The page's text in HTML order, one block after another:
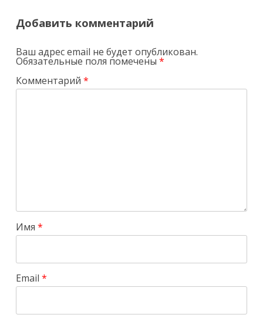
Добавить комментарий
Ваш адрес email не будет опубликован.
Обязательные поля помечены*
Комментарий*
Имя*
Email*